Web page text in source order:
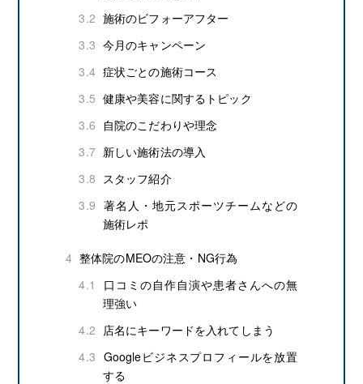
3.2 施術のビフォーアフター
3.3 今月のキャンペーン
3.4 症状ごとの施術コース
3.5 健康や美容に関するトピック
3.6 自院のこだわりや理念
3.7 新しい施術法の導入
3.8 スタッフ紹介
3.9 著名人・地元スポーツチームなどの
施術レポ
4 整体院のMEOの注意・NG行為
4.1
口コミの自作自演や患者さんへの無
理強い
4.2 店名にキーワードを入れてしまう
4.3 Googleビジネスプロフィールを放置
する